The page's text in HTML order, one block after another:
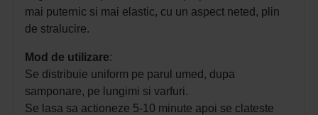
mai puternic si mai elastic, cu un aspect neted, plin
de stralucire.
Mod de utilizare:
Se distribuie uniform pe parul umed, dupa
samponare, pe lungimi si varfuri.
Se lasa sa actioneze 5-10 minute apoi se clateste